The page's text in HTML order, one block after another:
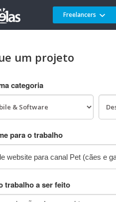
Freelancers
um projeto
categoria
para o trabalho
trabalho a ser feito